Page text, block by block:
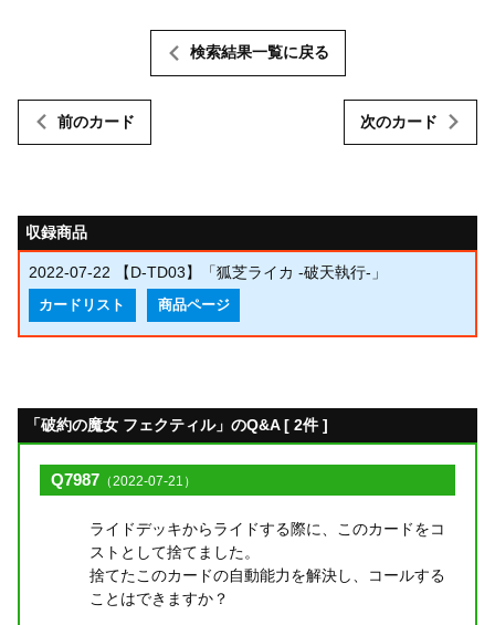
前のカード
検索結果一覧に戻る
次のカード
収録商品
2022-07-22 【D-TD03】「狐芝ライカ -破天執行-」
カードリスト 商品ページ
「破約の魔女 フェクティル」のQ&A [ 2件 ]
Q7987 （2022-07-21）
ライドデッキからライドする際に、このカードをコ
ストとして捨てました。
捨てたこのカードの自動能力を解決し、コールする
ことはできますか？